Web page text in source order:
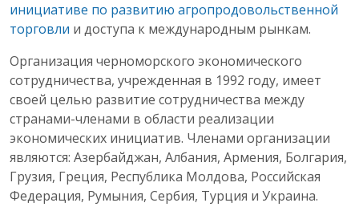
инициативе по развитию агропродовольственной
торговли и доступа к международным рынкам.
Организация черноморского экономического
сотрудничества, учрежденная в 1992 году, имеет
своей целью развитие сотрудничества между
странами-членами в области реализации
экономических инициатив. Членами организации
являются: Азербайджан, Албания, Армения, Болгария,
Грузия, Греция, Республика Молдова, Российская
Федерация, Румыния, Сербия, Турция и Украина.